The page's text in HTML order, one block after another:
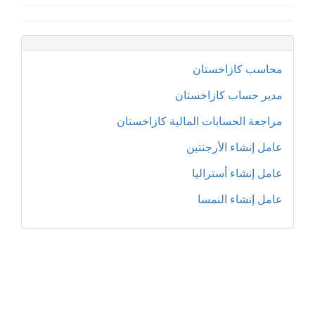
محاسب كازاخستان
مدير حساب كازاخستان
مراجعة الحسابات المالية كازاخستان
عامل إنشاء الأرجنتين
عامل إنشاء أستراليا
عامل إنشاء النمسا